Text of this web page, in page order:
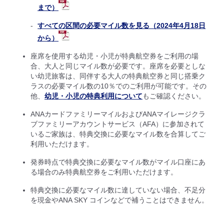
まで）
すべての区間の必要マイル数を見る（2024年4月18日
から）
座席を使用する幼児・小児が特典航空券をご利用の場
合、大人と同じマイル数が必要です。座席を必要としな
い幼児旅客は、同伴する大人の特典航空券と同じ搭乗ク
ラスの必要マイル数の10％でのご利用が可能です。その
他、 幼児・小児の特典利用についてもご確認ください。
ANAカードファミリーマイルおよびANAマイレージクラ
ブファミリーアカウントサービス（AFA）に参加されて
いるご家族は、特典交換に必要なマイル数を合算してご
利用いただけます。
発券時点で特典交換に必要なマイル数がマイル口座にあ
る場合のみ特典航空券をご利用いただけます。
特典交換に必要なマイル数に達していない場合、不足分
を現金やANA SKY コインなどで補うことはできません。